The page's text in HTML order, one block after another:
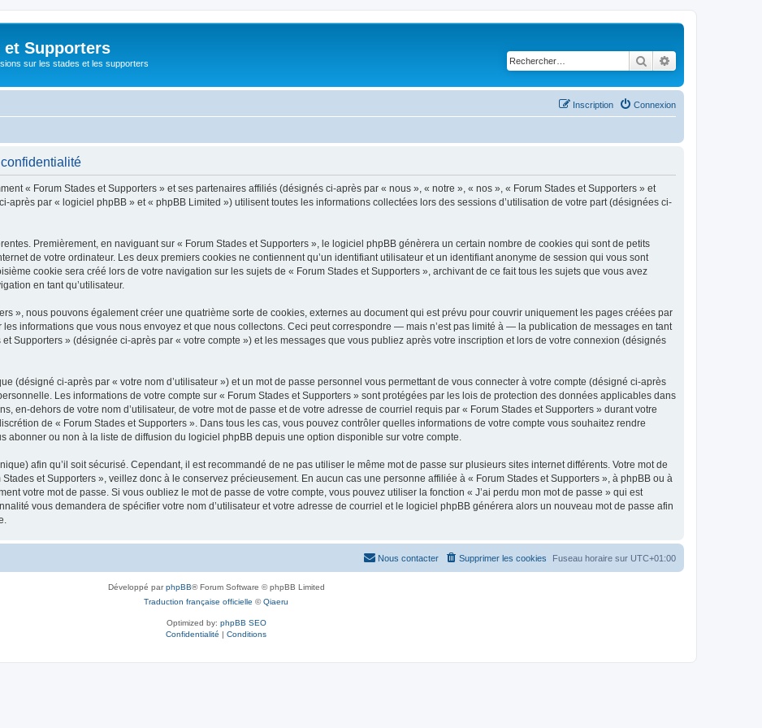
et Supporters
sur les stades et les supporters Rechercher
Connexion
Inscription
« Forum Stades et Supporters » et ses partenaires affiliés (désignés ci-après par « nous », « notre », « nos », « Forum Stades et Supporters » et
après par « logiciel phpBB » et « phpBB Limited ») utilisent toutes les informations collectées lors des sessions d’utilisation de votre part (désignées ci-
Premièrement, en naviguant sur « Forum Stades et Supporters », le logiciel phpBB génèrera un certain nombre de cookies qui sont de petits
de votre ordinateur. Les deux premiers cookies ne contiennent qu’un identifiant utilisateur et un identifiant anonyme de session qui vous sont
cookie sera créé lors de votre navigation sur les sujets de « Forum Stades et Supporters », archivant de ce fait tous les sujets que vous avez
en tant qu’utilisateur.
», nous pouvons également créer une quatrième sorte de cookies, externes au document qui est prévu pour couvrir uniquement les pages créées par
informations que vous nous envoyez et que nous collectons. Ceci peut correspondre — mais n’est pas limité à — la publication de messages en tant
Supporters » (désignée ci-après par « votre compte ») et les messages que vous publiez après votre inscription et lors de votre connexion (désignés
(désigné ci-après par « votre nom d’utilisateur ») et un mot de passe personnel vous permettant de vous connecter à votre compte (désigné ci-après
Les informations de votre compte sur « Forum Stades et Supporters » sont protégées par les lois de protection des données applicables dans
en-dehors de votre nom d’utilisateur, de votre mot de passe et de votre adresse de courriel requis par « Forum Stades et Supporters » durant votre
de « Forum Stades et Supporters ». Dans tous les cas, vous pouvez contrôler quelles informations de votre compte vous souhaitez rendre
abonner ou non à la liste de diffusion du logiciel phpBB depuis une option disponible sur votre compte.
afin qu’il soit sécurisé. Cependant, il est recommandé de ne pas utiliser le même mot de passe sur plusieurs sites internet différents. Votre mot de
et Supporters », veillez donc à le conservez précieusement. En aucun cas une personne affiliée à « Forum Stades et Supporters », à phpBB ou à
votre mot de passe. Si vous oubliez le mot de passe de votre compte, vous pouvez utiliser la fonction « J’ai perdu mon mot de passe » qui est
vous demandera de spécifier votre nom d’utilisateur et votre adresse de courriel et le logiciel phpBB générera alors un nouveau mot de passe afin
Fuseau horaire sur UTC+01:00
Supprimer les cookies
Nous contacter
Développé parphpBB® Forum Software © phpBB Limited
Traduction française officielle ©Qiaeru
Optimized by: phpBB SEO
Confidentialité | Conditions